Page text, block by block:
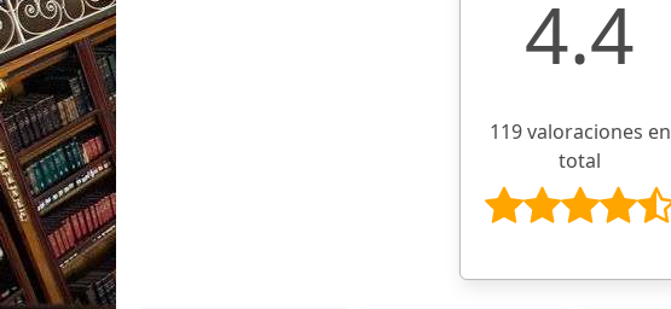
4.4
119 valoraciones en
total